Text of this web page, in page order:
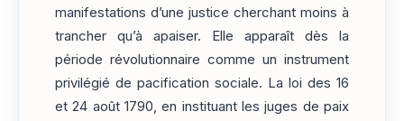
manifestations d’une justice cherchant moins à
trancher qu’à apaiser. Elle apparaît dès la
période révolutionnaire comme un instrument
privilégié de pacification sociale. La loi des 16
et 24 août 1790, en instituant les juges de paix